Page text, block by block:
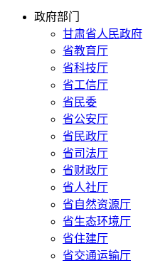
政府部门
甘肃省人民政府
省教育厅
省科技厅
省工信厅
省民委
省公安厅
省民政厅
省司法厅
省财政厅
省人社厅
省自然资源厅
省生态环境厅
省住建厅
省交通运输厅